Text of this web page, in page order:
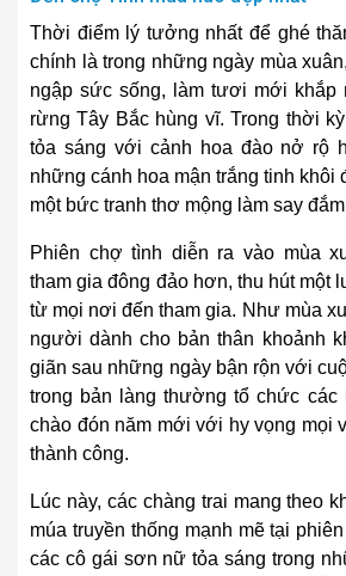
Thời điểm lý tưởng nhất để ghé
chính là trong những ngày mùa
ngập sức sống, làm tươi mới khắp
rừng Tây Bắc hùng vĩ. Trong thời
tỏa sáng với cảnh hoa đào nở rộ
những cánh hoa mận trắng tinh khôi
một bức tranh thơ mộng làm say
Phiên chợ tình diễn ra vào mùa
tham gia đông đảo hơn, thu hút một
từ mọi nơi đến tham gia. Như mùa
người dành cho bản thân khoảnh
giãn sau những ngày bận rộn với
trong bản làng thường tổ chức các
chào đón năm mới với hy vọng mọi
thành công.
Lúc này, các chàng trai mang theo
múa truyền thống mạnh mẽ tại
các cô gái sơn nữ tỏa sáng trong